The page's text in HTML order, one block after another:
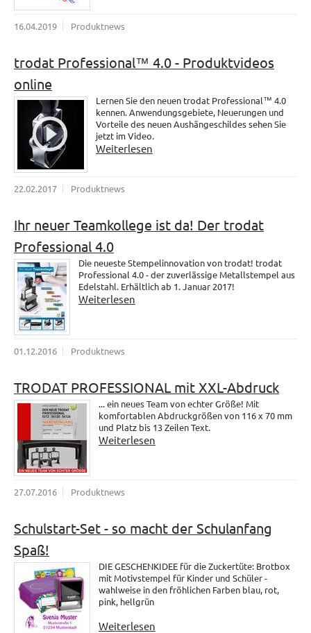
16.04.2019 Produktnews
trodat Professional™ 4.0 - Produktvideos
online
Lernen Sie den neuen trodat Professional™ 4.0
kennen. Anwendungsgebiete, Neuerungen und
Vorteile des neuen Aushängeschildes sehen Sie
jetzt im Video.
Weiterlesen
22.02.2017 Produktnews
Ihr neuer Teamkollege ist da! Der trodat
Professional 4.0
Die neueste Stempelinnovation von trodat! trodat
Professional 4.0 - der zuverlässige Metallstempel aus
Edelstahl. Erhältlich ab 1. Januar 2017!
Weiterlesen
01.12.2016 Produktnews
TRODAT PROFESSIONAL mit XXL-Abdruck
... ein neues Team von echter Größe! Mit
komfortablen Abdruckgrößen von 116 x 70 mm
und Platz bis 13 Zeilen Text.
Weiterlesen
27.07.2016 Produktnews
Schulstart-Set - so macht der Schulanfang
Spaß!
DIE GESCHENKIDEE für die Zuckertüte: Brotbox
mit Motivstempel für Kinder und Schüler -
wahlweise in den fröhlichen Farben blau, rot,
pink, hellgrün
Weiterlesen